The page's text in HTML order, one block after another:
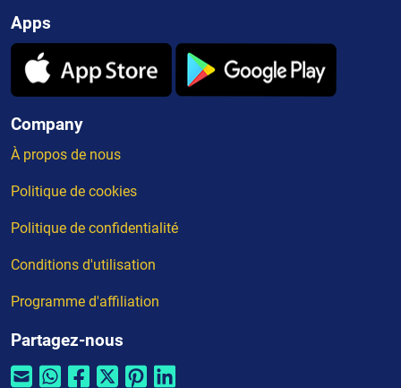
Apps
Company
À propos de nous
Politique de cookies
Politique de confidentialité
Conditions d'utilisation
Programme d'affiliation
Partagez-nous